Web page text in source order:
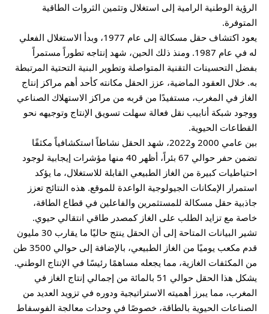
الرؤية الوطنية الرامية إلى استغلال وتثمين الثروات الطاقية
المتوفرة.
يعود اكتشاف حقل مسكالة إلى عام 1977، وبدأ الاستغلال الفعلي
له في عام 1987. ومنذ ذلك الحين، شهد إنتاجه تطوراً مستمراً
بفضل التحسينات التقنية المتواصلة وتطوير البنية التحتية المرتبطة
به. خلال العقود الماضية، عزز الحقل مكانته كأحد أهم مراكز إنتاج
الغاز في المغرب، مستفيدًا من قربه من مراكز الاستهلاك الصناعي
ووجود شبكة أنابيب نقل فعالة سهلت تسويق الإنتاج وتوجيهه نحو
القطاعات الحيوية.
بين عامي 2000 و2022، شهد الحقل نشاطاً استكشافياً مكثفًا
تضمن حفر حوالي 67 بئراً، أظهر 40 منها مؤشرات إيجابية لوجود
احتياطيات كبيرة من الغاز الطبيعي القابلة للاستغلال، ما يؤكد
استمرار الإمكانات الجيولوجية الواعدة للموقع. هذه النتائج تعزز
جاذبية حقل مسكالة للمستثمرين والفاعلين في قطاع الطاقة،
خاصة مع تزايد الطلب على الغاز كمصدر طاقي انتقالي حيوي.
تشير البيانات المتاحة إلى أن الحقل ينتج حاليًا ما يقارب 30 مليون
قدم مكعب يوميًا من الغاز الطبيعي، بالإضافة إلى حوالي 3500 طن
من المكثفات الغازية، مما يجعله مساهمًا رئيسًا في الإنتاج الوطني.
يشكل هذا الحقل حوالي 51 بالمائة من إجمالي إنتاج الغاز في
المغرب، مما يبرز أهميته الاستراتيجية ودوره في تزويد العديد من
الصناعات الحيوية بالطاقة، خصوصًا في وحدات معالجة الفوسفاط